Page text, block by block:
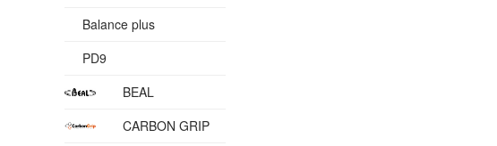
Balance plus
PD9
BEAL
CARBON GRIP